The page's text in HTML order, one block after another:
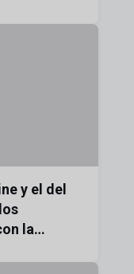
y el del
la